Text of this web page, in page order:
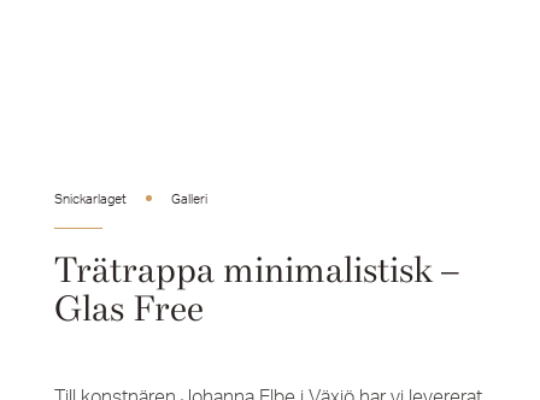
Snickarlaget Galleri
Trätrappa minimalistisk –
Glas Free